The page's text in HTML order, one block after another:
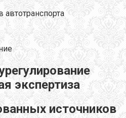
автотранспорта
экспертиза
источников